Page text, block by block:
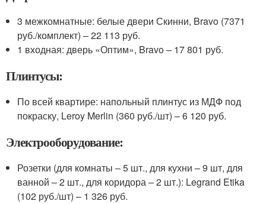
3 межкомнатные: белые двери Скинни, Bravo (7371
руб./комплект) – 22 113 руб.
1 входная: дверь «Оптим», Bravo – 17 801 руб.
Плинтусы:
По всей квартире: напольный плинтус из МДФ под
покраску, Leroy Merlin (360 руб./шт) – 6 120 руб.
Электрооборудование:
Розетки (для комнаты – 5 шт., для кухни – 9 шт, для
ванной – 2 шт., для коридора – 2 шт.): Legrand Etika
(102 руб./шт) – 1 326 руб.